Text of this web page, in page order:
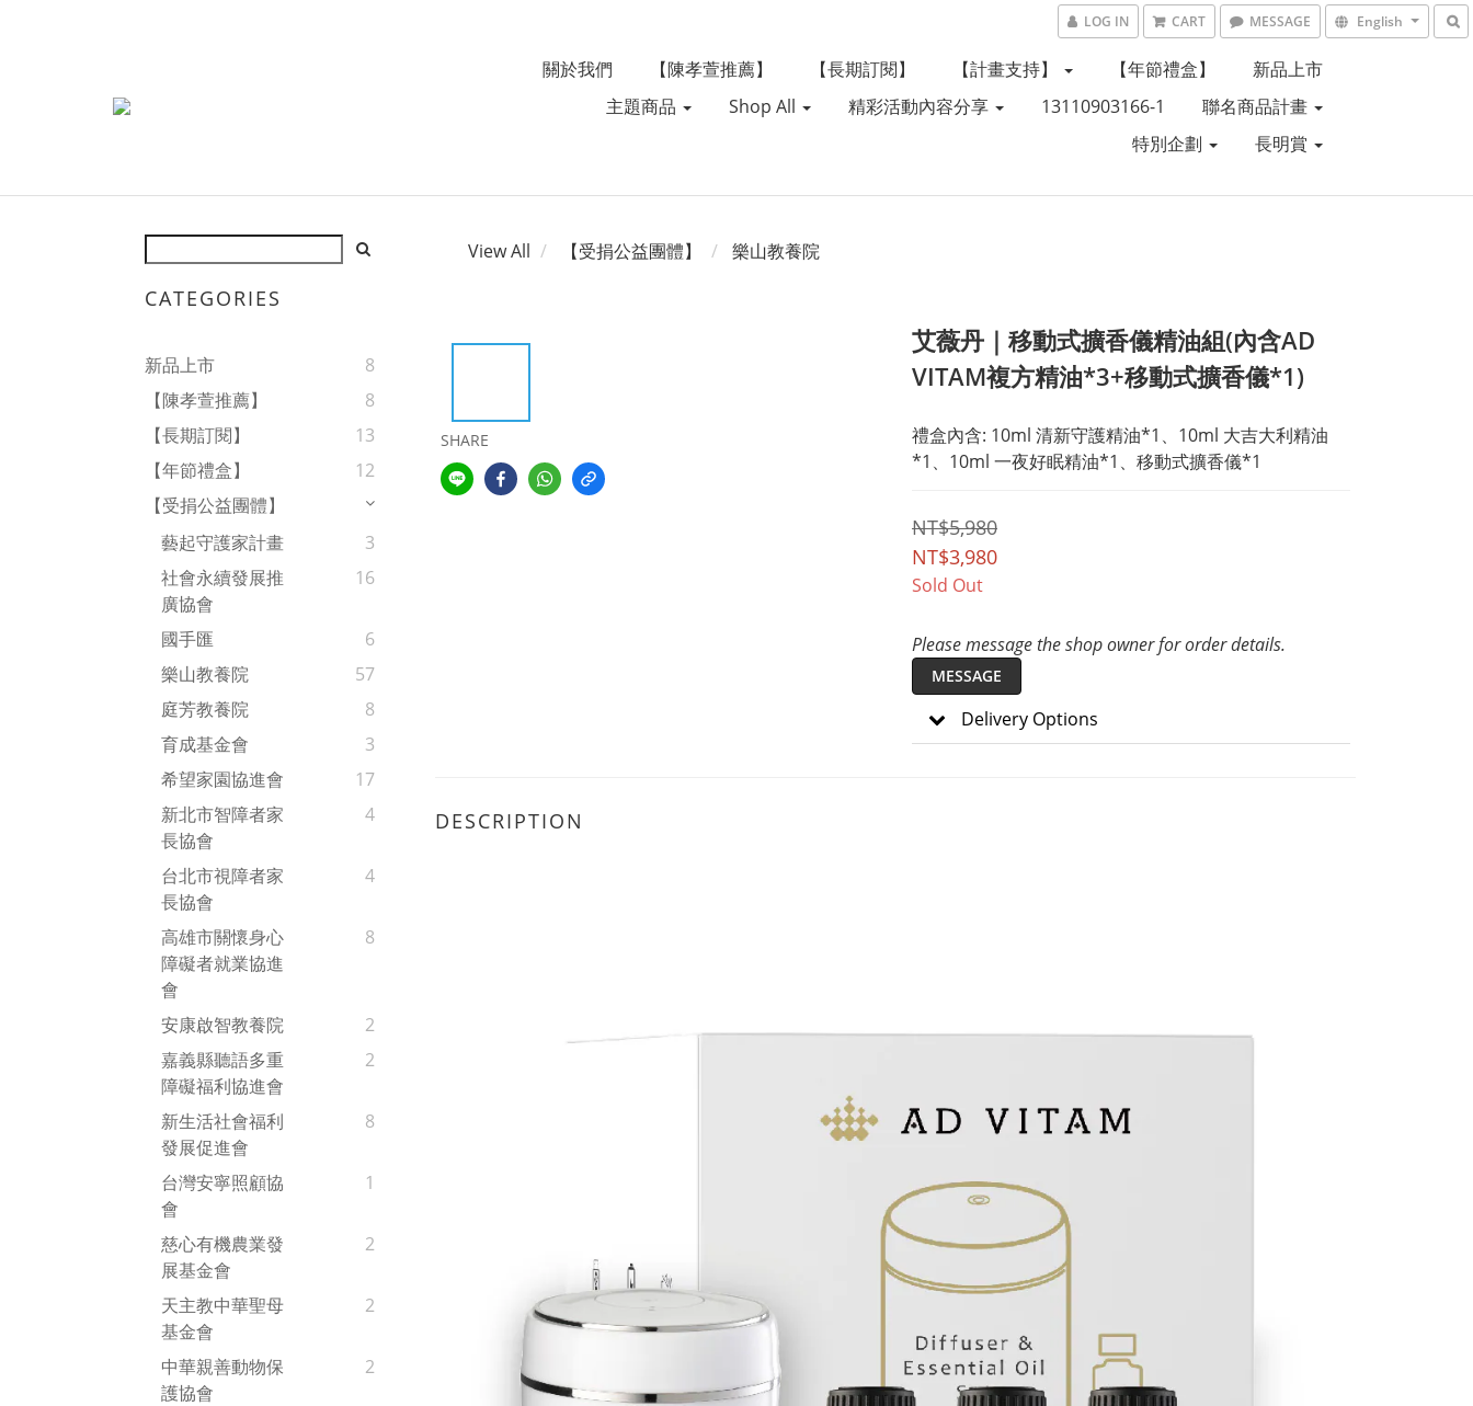
LOG IN CART MESSAGE English
關於我們 【陳孝萱推薦】 【長期訂閱】 【計畫支持】 【年節禮盒】
新品上市
主題商品
Shop All 精彩活動內容分享 13110903166-1
聯名商品計畫
特別企劃
長明賞
CATEGORIES
新品上市
8
【陳孝萱推薦】
8
【長期訂閱】
13
【年節禮盒】
12
【受捐公益團體】
藝起守護家計畫
3
社會永續發展推
廣協會
16
國手匯
6
樂山教養院
57
庭芳教養院
8
育成基金會
3
希望家園協進會
17
新北市智障者家
長協會
4
台北市視障者家
長協會
4
高雄市關懷身心
障礙者就業協進
會
8
安康啟智教養院
2
嘉義縣聽語多重
障礙福利協進會
2
新生活社會福利
發展促進會
8
台灣安寧照顧協
會
1
慈心有機農業發
展基金會
2
天主教中華聖母
基金會
2
中華親善動物保
護協會
2
View All 【受捐公益團體】 樂山教養院
SHARE
艾薇丹｜移動式擴香儀精油組(內含AD
VITAM複方精油*3+移動式擴香儀*1)
禮盒內含: 10ml 清新守護精油*1、10ml 大吉大利精油
*1、10ml 一夜好眠精油*1、移動式擴香儀*1
NT$5,980
NT$3,980
Sold Out
Please message the shop owner for order details.
MESSAGE
Delivery Options
DESCRIPTION